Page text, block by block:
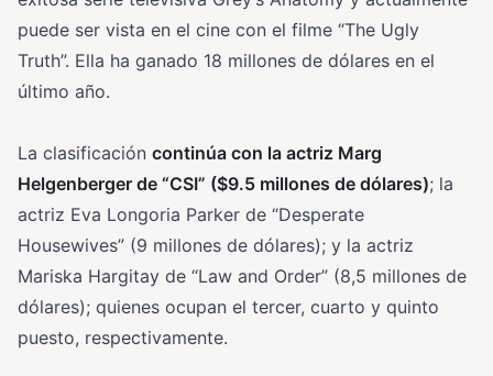
puede ser vista en el cine con el filme “The Ugly
Truth”. Ella ha ganado 18 millones de dólares en el
último año.
La clasificación continúa con la actriz Marg
Helgenberger de “CSI” ($9.5 millones de dólares); la
actriz Eva Longoria Parker de “Desperate
Housewives” (9 millones de dólares); y la actriz
Mariska Hargitay de “Law and Order” (8,5 millones de
dólares); quienes ocupan el tercer, cuarto y quinto
puesto, respectivamente.